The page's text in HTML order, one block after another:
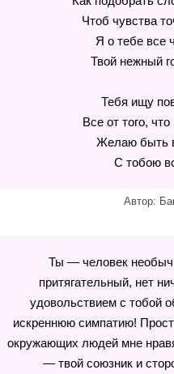
Чтоб чувства
Я о тебе все
Твой нежный
Тебя ищу
Все от того,
Желаю быть
С тобою
Автор:
Ты — человек
притягательный, нет
удовольствием с тобой
искреннюю симпатию!
окружающих людей мне
— твой союзник и